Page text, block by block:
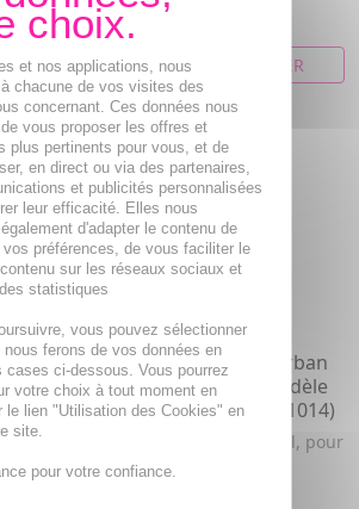
4,12€
AJOUTER AU PANIER
Urban
aux
la
JEAN LOUIS DAVID Urban
care - Lime métal modèle
moyen (ref 11046 / 11014)
Limes à ongles en métal, pour
un résultat parfait.
et nos applications, nous
chacune de vos visites des
concernant. Ces données nous
vous proposer les offres et
plus pertinents pour vous, et de
en direct ou via des partenaires,
et publicités personnalisées
leur efficacité. Elles nous
d'adapter le contenu de
préférences, de vous faciliter le
sur les réseaux sociaux et
statistiques
vous pouvez sélectionner
nous ferons de vos données en
cases ci-dessous. Vous pourrez
votre choix à tout moment en
le lien "Utilisation des Cookies" en
site.
pour votre confiance.